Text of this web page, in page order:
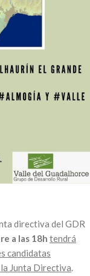
directiva del GDR
a las 18h tendrá
candidatas
Junta Directiva.